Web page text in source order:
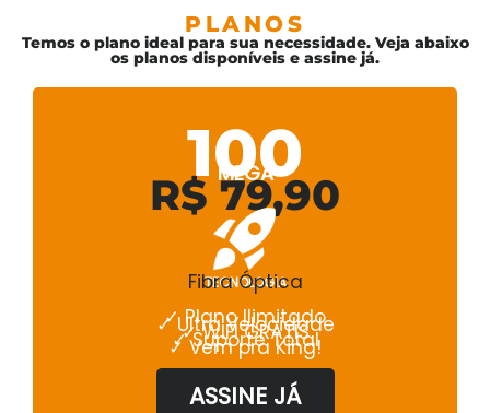
PLANOS
Temos o plano ideal para sua necessidade. Veja abaixo
os planos disponíveis e assine já.
100
MEGA
R$ 79,90
TECNOLOGIA
Fibra Óptica
✓ Plano Ilimitado
✓ Ultra Velocidade
✓ WIFI GRÁTIS
✓ Suporte Total
✓ Vem pra King!
ASSINE JÁ